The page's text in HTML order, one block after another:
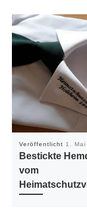
Veröffentlicht 1. Mai
Bestickte
vom